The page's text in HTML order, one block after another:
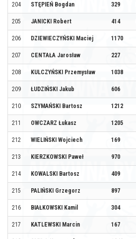
204 STĘPIEŃ Bogdan 329
205 JANICKI Robert 414
206 DZIEWIECZYŃSKI Maciej 1170
207 CENTAŁA Jarosław 227
208 KULCZYŃSKI Przemysław 1038
209 ŁUDZIŃSKI Jakub 606
210 SZYMAŃSKI Bartosz 1212
211 OWCZARZ Łukasz 1205
212 WIELIŃSKI Wojciech 169
213 KIERZKOWSKI Paweł 970
214 KOWALSKI Bartosz 409
215 PALIŃSKI Grzegorz 897
216 BIAŁKOWSKI Kamil 304
217 KATLEWSKI Marcin 167